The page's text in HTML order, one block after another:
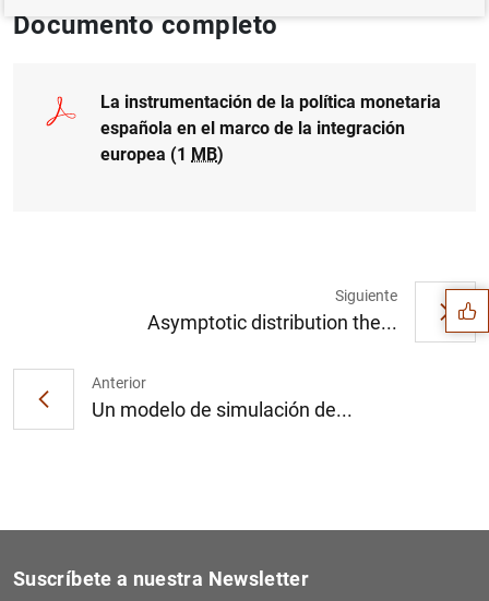
Documento completo
La instrumentación de la política monetaria
española en el marco de la integración
europea (1 MB)
Anterior
Un modelo de simulación de...
Siguiente
Asymptotic distribution the...
Sugerencias
Suscríbete a nuestra Newsletter